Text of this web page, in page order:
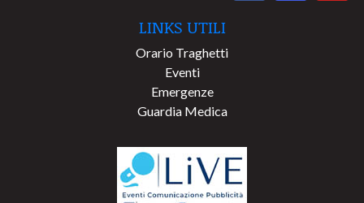
LINKS UTILI
Orario Traghetti
Eventi
Emergenze
Guardia Medica